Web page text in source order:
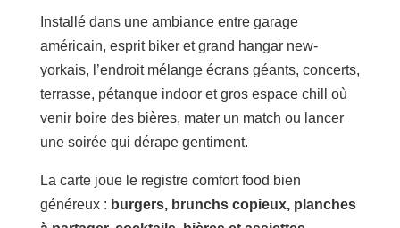
Installé dans une ambiance entre garage
américain, esprit biker et grand hangar new-
yorkais, l’endroit mélange écrans géants, concerts,
terrasse, pétanque indoor et gros espace chill où
venir boire des bières, mater un match ou lancer
une soirée qui dérape gentiment.
La carte joue le registre comfort food bien
généreux : burgers, brunchs copieux, planches